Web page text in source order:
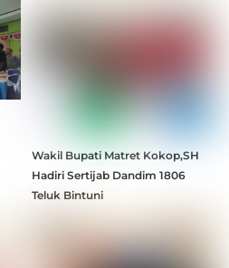
Wakil Bupati Matret Kokop,SH
Hadiri Sertijab Dandim 1806
Teluk Bintuni